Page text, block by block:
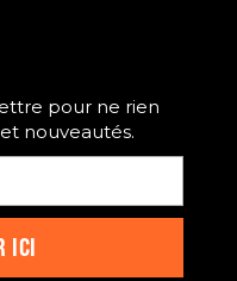
pour ne rien
nouveautés.